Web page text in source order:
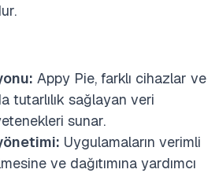
Appy Pie, farklı cihazlar ve
tutarlılık sağlayan veri
sunar.
Uygulamaların verimli
ve dağıtımına yardımcı